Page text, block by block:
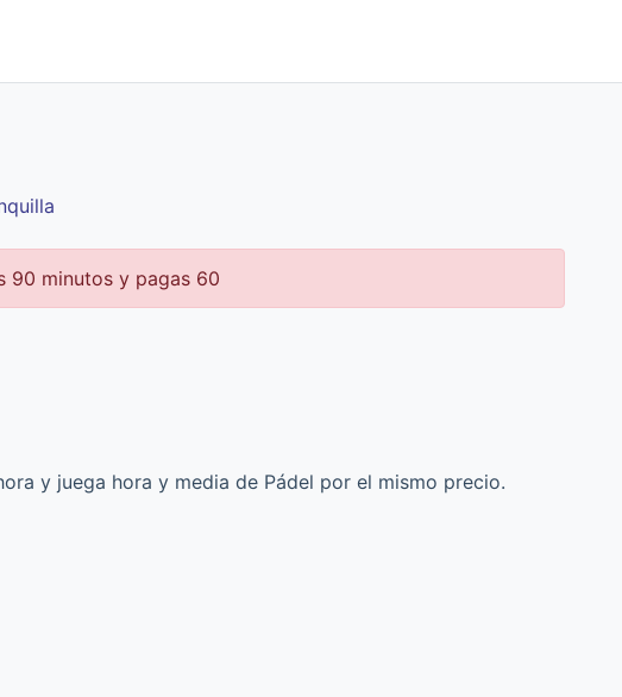
90 minutos y pagas 60
y juega hora y media de Pádel por el mismo precio.